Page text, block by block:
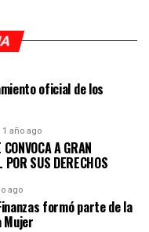
oficial de los
1 año ago
A GRAN
SUS DERECHOS
ago
formó parte de la
Mujer